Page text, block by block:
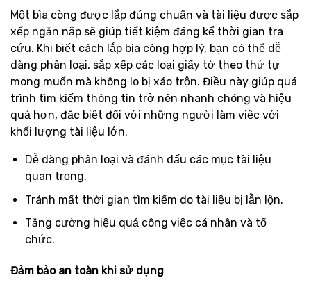
Một bìa còng được lắp đúng chuẩn và tài liệu được sắp
xếp ngăn nắp sẽ giúp tiết kiệm đáng kể thời gian tra
cứu. Khi biết cách lắp bìa còng hợp lý, bạn có thể dễ
dàng phân loại, sắp xếp các loại giấy tờ theo thứ tự
mong muốn mà không lo bị xáo trộn. Điều này giúp quá
trình tìm kiếm thông tin trở nên nhanh chóng và hiệu
quả hơn, đặc biệt đối với những người làm việc với
khối lượng tài liệu lớn.
Dễ dàng phân loại và đánh dấu các mục tài liệu
quan trọng.
Tránh mất thời gian tìm kiếm do tài liệu bị lẫn lộn.
Tăng cường hiệu quả công việc cá nhân và tổ
chức.
Đảm bảo an toàn khi sử dụng